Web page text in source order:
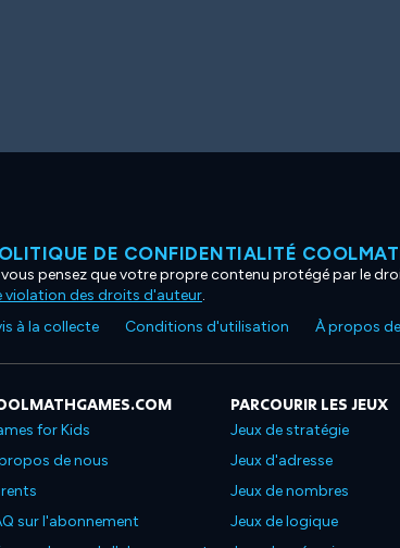
DE CONFIDENTIALITÉ
pensez que votre propre contenu protégé par le
violation des droits d'auteur.
à la collecte
Conditions d'utilisation À propos
for Kids
de nous
sur l'abonnement
PARCOURIR LES JEUX
Jeux de stratégie
Jeux d'adresse
Jeux de nombres
Jeux de logique